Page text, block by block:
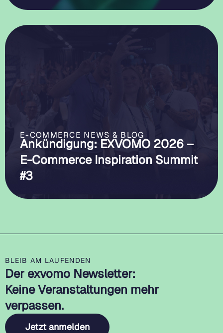
E-COMMERCE NEWS & BLOG
Ankündigung: EXVOMO 2026 –
E-Commerce Inspiration Summit
#3
BLEIB AM LAUFENDEN
Der exvomo Newsletter:
Keine Veranstaltungen mehr
verpassen.
Jetzt anmelden